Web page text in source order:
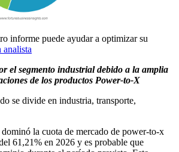
informe puede ayudar a optimizar su
analista
el segmento industrial debido a la amplia
de los productos Power-to-X
se divide en industria, transporte,
la cuota de mercado de power-to-x
61,21% en 2026 y es probable que